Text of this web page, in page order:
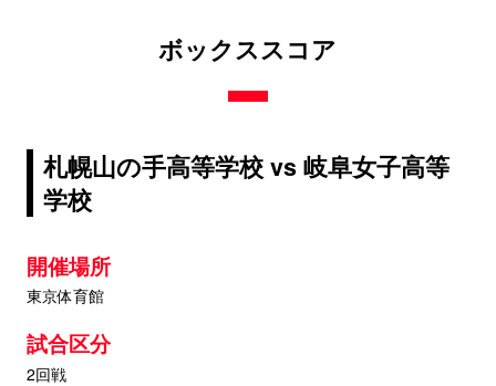
ボックススコア
札幌山の手高等学校 vs 岐阜女子高等
学校
開催場所
東京体育館
試合区分
2回戦